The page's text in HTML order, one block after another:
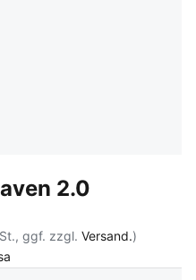
2.0
ggf. zzgl. Versand.)